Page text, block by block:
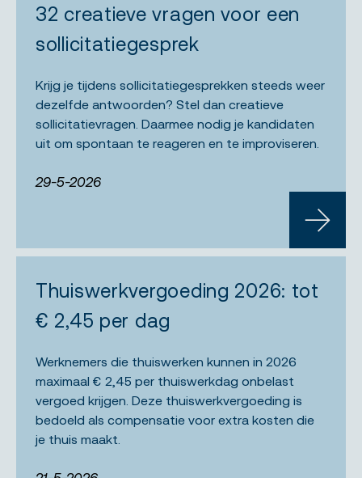
32 creatieve vragen voor een
sollicitatiegesprek
Krijg je tijdens sollicitatiegesprekken steeds weer
dezelfde antwoorden? Stel dan creatieve
sollicitatievragen. Daarmee nodig je kandidaten
uit om spontaan te reageren en te improviseren.
29-5-2026
LEES
Thuiswerkvergoeding 2026: tot
€ 2,45 per dag
Werknemers die thuiswerken kunnen in 2026
maximaal € 2,45 per thuiswerkdag onbelast
vergoed krijgen. Deze thuiswerkvergoeding is
bedoeld als compensatie voor extra kosten die
je thuis maakt.